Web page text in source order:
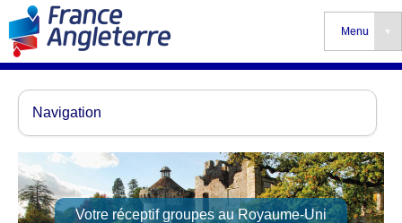
Menu ▾
Votre réceptif groupes au Royaume-Uni